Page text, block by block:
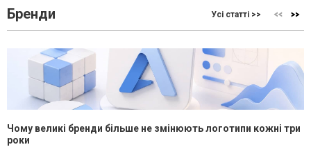
Бренди Усі статті >>
Чому великі бренди більше не змінюють логотипи кожні три
роки